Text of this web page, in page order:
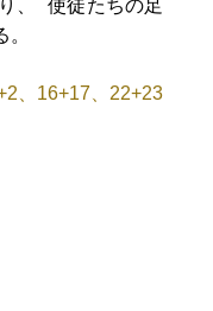
、 使徒たちの足
、16+17、22+23